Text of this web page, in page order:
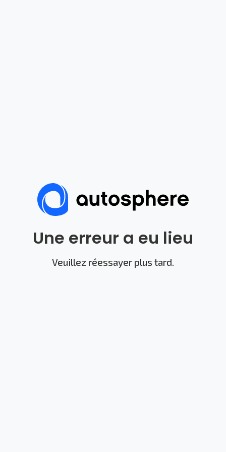
Une erreur a eu lieu
Veuillez réessayer plus tard.